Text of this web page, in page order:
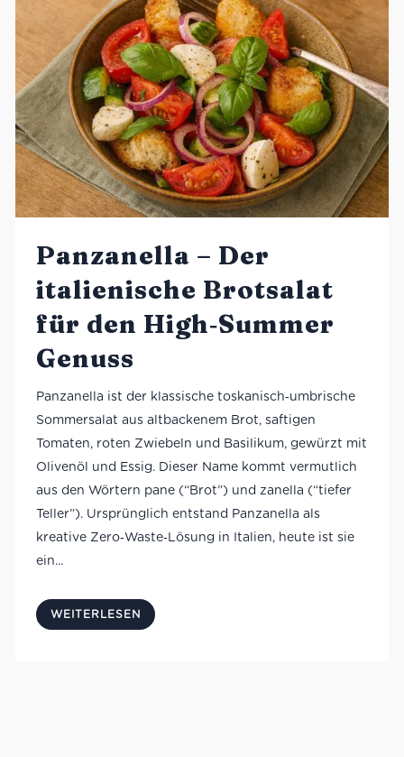
Panzanella – Der
italienische Brotsalat
für den High‑Summer
Genuss
Panzanella ist der klassische toskanisch‑umbrische
Sommersalat aus altbackenem Brot, saftigen
Tomaten, roten Zwiebeln und Basilikum, gewürzt mit
Olivenöl und Essig. Dieser Name kommt vermutlich
aus den Wörtern pane (“Brot”) und zanella (“tiefer
Teller”). Ursprünglich entstand Panzanella als
kreative Zero‑Waste‑Lösung in Italien, heute ist sie
ein...
WEITERLESEN